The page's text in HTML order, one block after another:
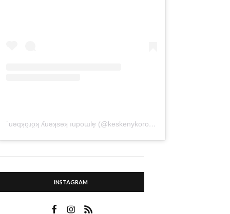
˙uǝqʞo̤ɹo̤ʞ ʎuǝʞsǝʞ ıupoɯlɐ̗ (@keskenykorokben) által megosztott bejegyzés
INSTAGRAM